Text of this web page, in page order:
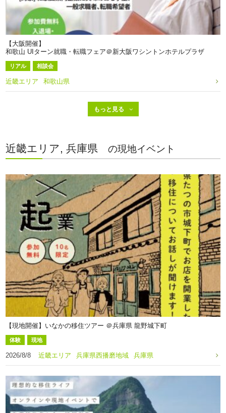
【大阪開催】
和歌山 UIターン就職・転職フェア＠新大阪ワシントンホテルプラザ
リアル 相談会
近畿エリア 和歌山県
近畿エリア, 兵庫県 の現地イベント
【現地開催】いなかの移住ツアー ＠兵庫県 龍野城下町
体験 現地
2026/8/8 近畿エリア 兵庫県西播磨地域 兵庫県